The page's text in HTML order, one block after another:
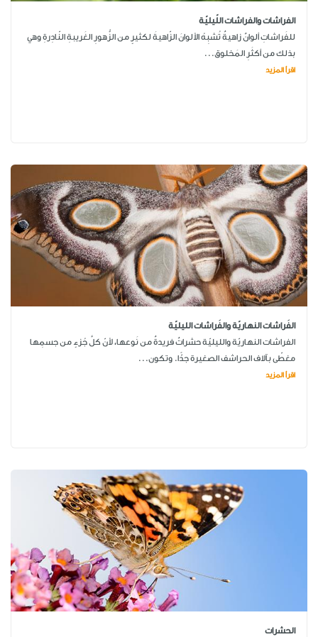
الفراشات والفراشات اللّيليّة
للفَراشاتِ ألوانٌ زاهيةٌ تُشبِهُ الألوانَ الزّاهيةَ لكثيرٍ من الزُّهورِ الغَريبةِ النّادِرةِ وهي
بذلك من أكثَرِ المَخلوق...
اقرأ المزيد
الفَراشات النهاريّة والفَراشات الليليّة
الفراشات النهاريّة والليليّة حشراتٌ فريدةٌ من نَوعها، لأنّ كلَّ جُزءٍ من جسمِها
مغطّى بآلاف الحراشف الصغيرة جدًّا. وتكون...
اقرأ المزيد
الحشرات